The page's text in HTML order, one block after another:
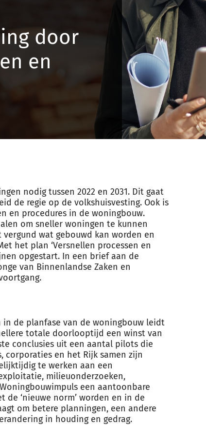
door
en
nodig tussen 2022 en 2031. Dit gaat
de regie op de volkshuisvesting. Ook is
en procedures in de woningbouw.
om sneller woningen te kunnen
wat gebouwd kan worden en
het plan ‘Versnellen processen en
opgestart. In een brief aan de
van Binnenlandse Zaken en
de planfase van de woningbouw leidt
totale doorlooptijd een winst van
conclusies uit een aantal pilots die
corporaties en het Rijk samen zijn
te werken aan een
milieuonderzoeken,
een aantoonbare
‘nieuwe norm’ worden en in de
om betere planningen, een andere
in houding en gedrag.